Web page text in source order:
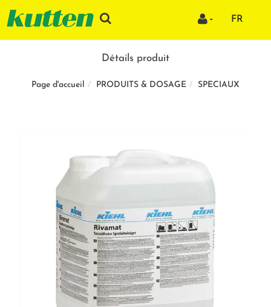
FR
Détails produit
Page d'accueil PRODUITS & DOSAGE SPECIAUX